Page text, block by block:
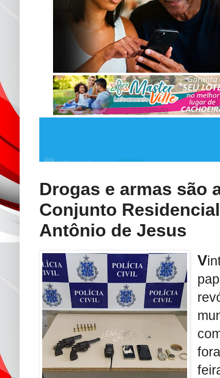
Drogas e armas são
Conjunto
Antônio de Jesus
V